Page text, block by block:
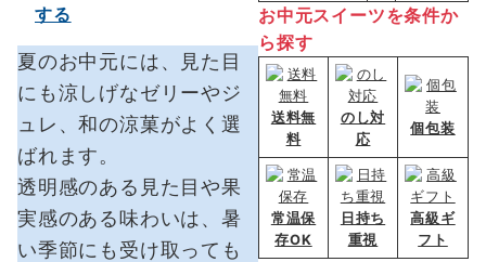
する
夏のお中元には、見た目
にも涼しげなゼリーやジ
ュレ、和の涼菓がよく選
ばれます。
透明感のある見た目や果
実感のある味わいは、暑
い季節にも受け取っても
お中元スイーツを条件か
ら探す
送料無
料
のし対
応
個包装
常温保
存OK
日持ち
重視
高級ギ
フト